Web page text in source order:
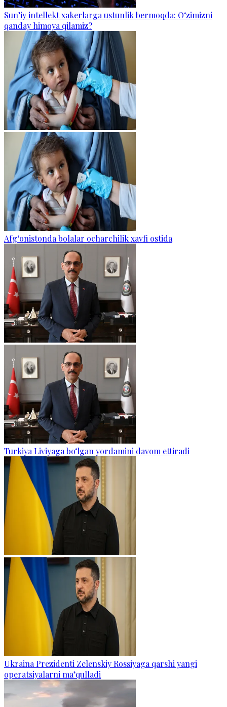
Sun’iy intellekt xakerlarga ustunlik bermoqda: O‘zimizni
qanday himoya qilamiz?
Afg‘onistonda bolalar ocharchilik xavfi ostida
Turkiya Liviyaga bo‘lgan yordamini davom ettiradi
Ukraina Prezidenti Zelenskiy Rossiyaga qarshi yangi
operatsiyalarni ma’qulladi